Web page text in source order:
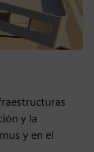
y la
y en el